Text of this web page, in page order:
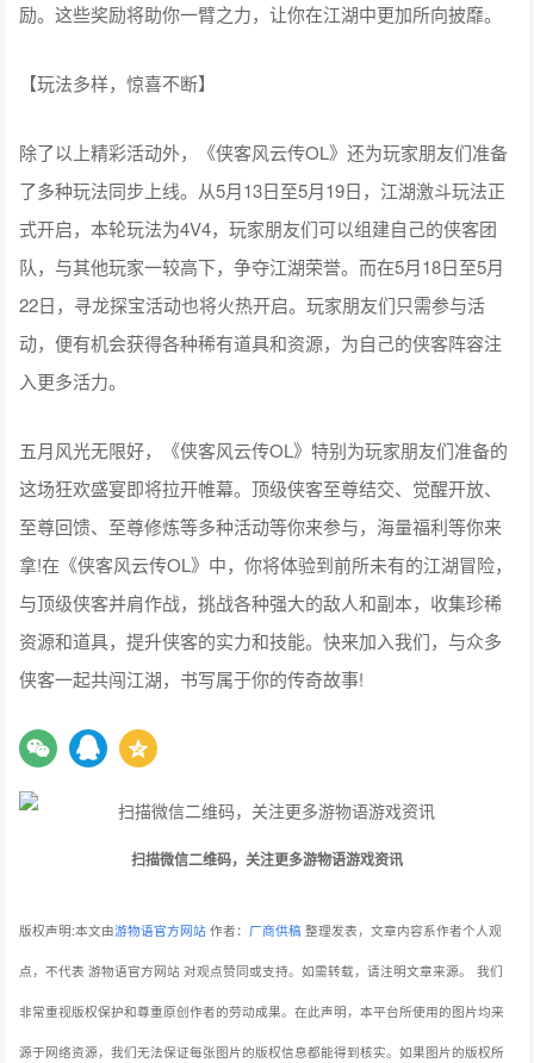
励。这些奖励将助你一臂之力，让你在江湖中更加所向披靡。
【玩法多样，惊喜不断】
除了以上精彩活动外，《侠客风云传OL》还为玩家朋友们准备
了多种玩法同步上线。从5月13日至5月19日，江湖激斗玩法正
式开启，本轮玩法为4V4，玩家朋友们可以组建自己的侠客团
队，与其他玩家一较高下，争夺江湖荣誉。而在5月18日至5月
22日，寻龙探宝活动也将火热开启。玩家朋友们只需参与活
动，便有机会获得各种稀有道具和资源，为自己的侠客阵容注
入更多活力。
五月风光无限好，《侠客风云传OL》特别为玩家朋友们准备的
这场狂欢盛宴即将拉开帷幕。顶级侠客至尊结交、觉醒开放、
至尊回馈、至尊修炼等多种活动等你来参与，海量福利等你来
拿!在《侠客风云传OL》中，你将体验到前所未有的江湖冒险，
与顶级侠客并肩作战，挑战各种强大的敌人和副本，收集珍稀
资源和道具，提升侠客的实力和技能。快来加入我们，与众多
侠客一起共闯江湖，书写属于你的传奇故事!
扫描微信二维码，关注更多游物语游戏资讯
版权声明:本文由游物语官方网站 作者： 厂商供稿 整理发表，文章内容系作者个人观
点，不代表 游物语官方网站 对观点赞同或支持。如需转载，请注明文章来源。 我们
非常重视版权保护和尊重原创作者的劳动成果。在此声明，本平台所使用的图片均来
源于网络资源，我们无法保证每张图片的版权信息都能得到核实。如果图片的版权所